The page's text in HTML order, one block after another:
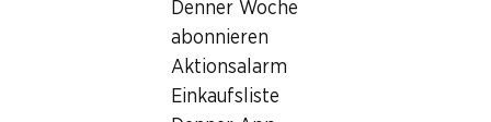
Denner Woche
abonnieren
Aktionsalarm
Einkaufsliste